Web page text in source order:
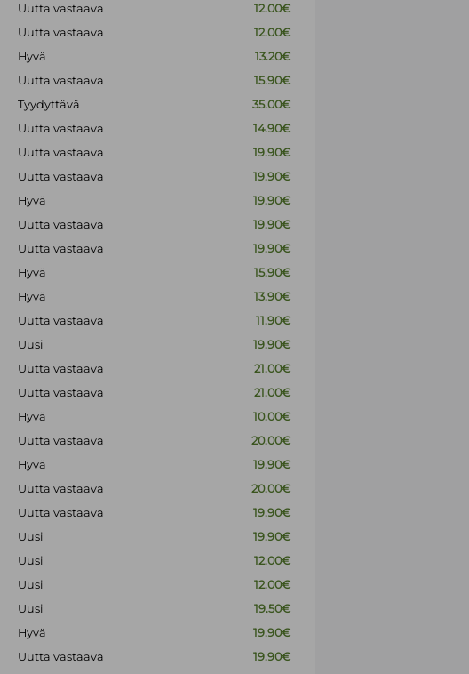
Uutta vastaava
12.00€
Uutta vastaava
12.00€
Hyvä
13.20€
Uutta vastaava
15.90€
Tyydyttävä
35.00€
Uutta vastaava
14.90€
Uutta vastaava
19.90€
Uutta vastaava
19.90€
Hyvä
19.90€
Uutta vastaava
19.90€
Uutta vastaava
19.90€
Hyvä
15.90€
Hyvä
13.90€
Uutta vastaava
11.90€
Uusi
19.90€
Uutta vastaava
21.00€
Uutta vastaava
21.00€
Hyvä
10.00€
Uutta vastaava
20.00€
Hyvä
19.90€
Uutta vastaava
20.00€
Uutta vastaava
19.90€
Uusi
19.90€
Uusi
12.00€
Uusi
12.00€
Uusi
19.50€
Hyvä
19.90€
Uutta vastaava
19.90€